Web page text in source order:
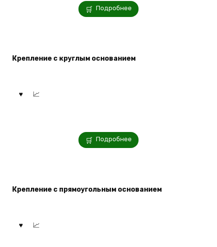
Подробнее
Крепление с круглым основанием
Подробнее
Крепление с прямоугольным основанием